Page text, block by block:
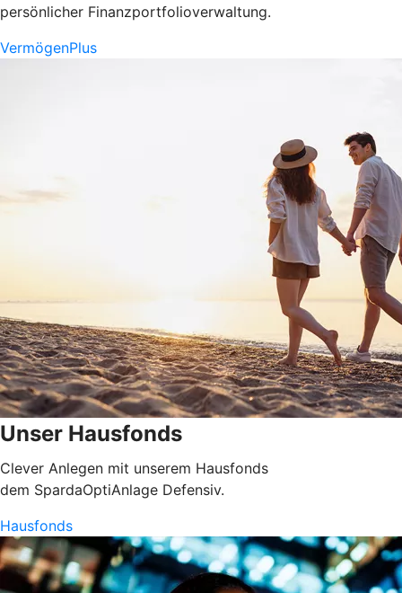
persönlicher Finanzportfolioverwaltung.
VermögenPlus
Unser Hausfonds
Clever Anlegen mit unserem Hausfonds
dem SpardaOptiAnlage Defensiv.
Hausfonds